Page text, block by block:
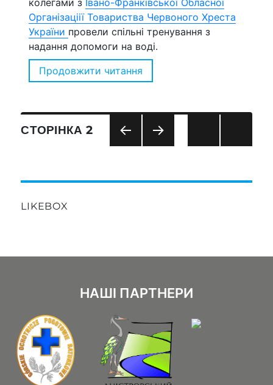
колегами з Івано-Франківської Обласної
Організаціії Товариства Червоного Хреста
України провели спільні тренування з
надання допомоги на воді.
Продовжити читання
Навігація
СТО
СТОРІНКА 2
СТО
LIKEBOX
НАШІ ПАРТНЕРИ